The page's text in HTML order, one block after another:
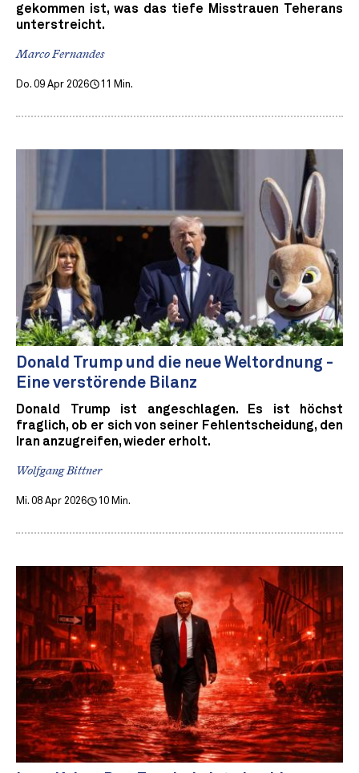
gekommen ist, was das tiefe Misstrauen Teherans
unterstreicht.
Marco Fernandes
Do. 09 Apr 2026 11 Min.
Donald Trump und die neue Weltordnung -
Eine verstörende Bilanz
Donald Trump ist angeschlagen. Es ist höchst
fraglich, ob er sich von seiner Fehlentscheidung, den
Iran anzugreifen, wieder erholt.
Wolfgang Bittner
Mi. 08 Apr 2026 10 Min.